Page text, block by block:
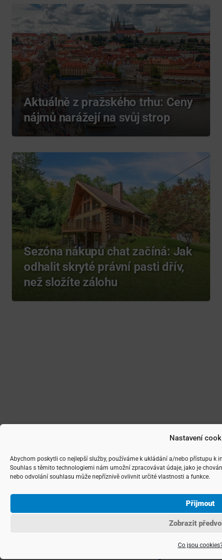
Nastavení
Abychom poskytli co nejlepší služby, používáme k ukládání a/nebo přístupu k
Souhlas s těmito technologiemi nám umožní zpracovávat údaje, jako je
nebo odvolání souhlasu může nepříznivě ovlivnit určité vlastnosti a funkce.
Přijmout
Zobrazit
Co jsou
Aktuálně z pražského trhu: Ceny
nájmů narážejí na svůj strop
Sezóna nákupů chat začíná: Jak
odhalit skryté právní pasti dřív,
než složíte zálohu